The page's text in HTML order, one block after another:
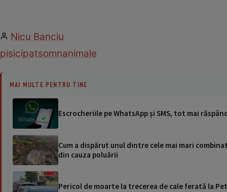
Nicu Banciu
pisicipatsomnanimale
MAI MULTE PENTRU TINE
Escrocheriile pe WhatsApp și SMS, tot mai
Cum a dispărut unul dintre cele mai mari
din cauza poluării
Pericol de moarte la trecerea de cale ferată la